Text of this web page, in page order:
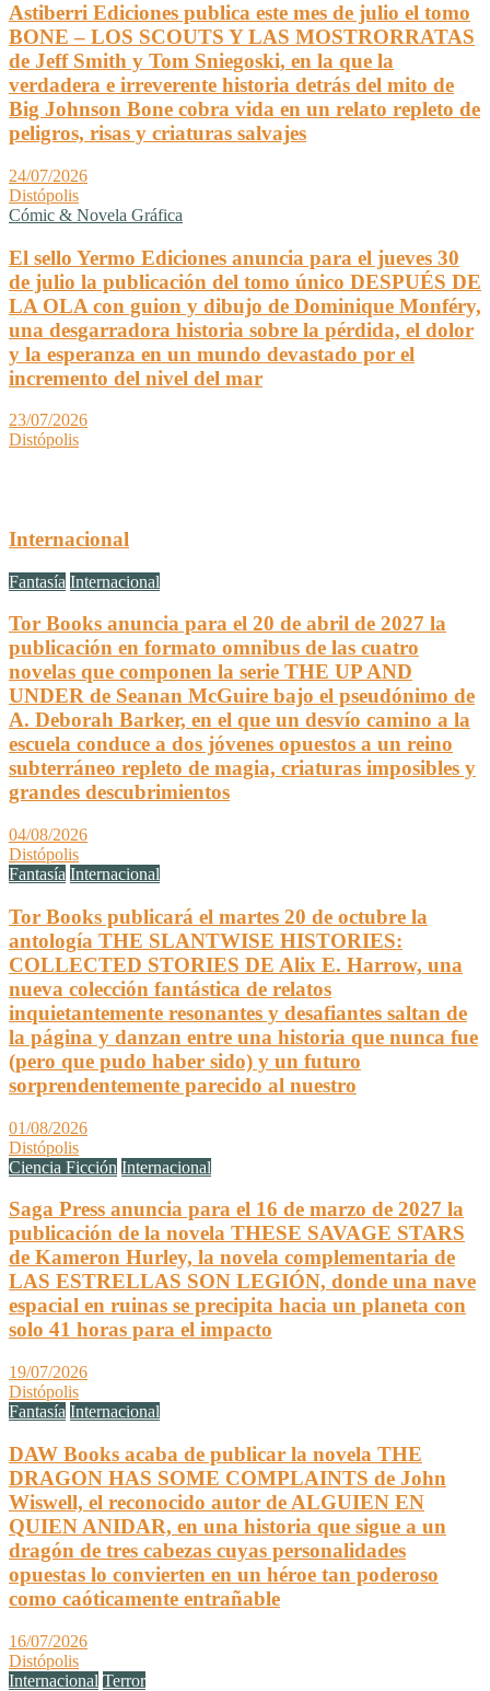
Astiberri Ediciones publica este mes de julio el tomo
BONE – LOS SCOUTS Y LAS MOSTRORRATAS
de Jeff Smith y Tom Sniegoski, en la que la
verdadera e irreverente historia detrás del mito de
Big Johnson Bone cobra vida en un relato repleto de
peligros, risas y criaturas salvajes
24/07/2026
Distópolis
Cómic & Novela Gráfica
El sello Yermo Ediciones anuncia para el jueves 30
de julio la publicación del tomo único DESPUÉS DE
LA OLA con guion y dibujo de Dominique Monféry,
una desgarradora historia sobre la pérdida, el dolor
y la esperanza en un mundo devastado por el
incremento del nivel del mar
23/07/2026
Distópolis
Internacional
Fantasía Internacional
Tor Books anuncia para el 20 de abril de 2027 la
publicación en formato omnibus de las cuatro
novelas que componen la serie THE UP AND
UNDER de Seanan McGuire bajo el pseudónimo de
A. Deborah Barker, en el que un desvío camino a la
escuela conduce a dos jóvenes opuestos a un reino
subterráneo repleto de magia, criaturas imposibles y
grandes descubrimientos
04/08/2026
Distópolis
Fantasía Internacional
Tor Books publicará el martes 20 de octubre la
antología THE SLANTWISE HISTORIES:
COLLECTED STORIES DE Alix E. Harrow, una
nueva colección fantástica de relatos
inquietantemente resonantes y desafiantes saltan de
la página y danzan entre una historia que nunca fue
(pero que pudo haber sido) y un futuro
sorprendentemente parecido al nuestro
01/08/2026
Distópolis
Ciencia Ficción Internacional
Saga Press anuncia para el 16 de marzo de 2027 la
publicación de la novela THESE SAVAGE STARS
de Kameron Hurley, la novela complementaria de
LAS ESTRELLAS SON LEGIÓN, donde una nave
espacial en ruinas se precipita hacia un planeta con
solo 41 horas para el impacto
19/07/2026
Distópolis
Fantasía Internacional
DAW Books acaba de publicar la novela THE
DRAGON HAS SOME COMPLAINTS de John
Wiswell, el reconocido autor de ALGUIEN EN
QUIEN ANIDAR, en una historia que sigue a un
dragón de tres cabezas cuyas personalidades
opuestas lo convierten en un héroe tan poderoso
como caóticamente entrañable
16/07/2026
Distópolis
Internacional Terror